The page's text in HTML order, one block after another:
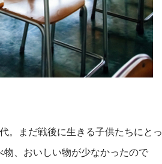
。まだ戦後に生きる子供たちにとっ
、おいしい物が少なかったので